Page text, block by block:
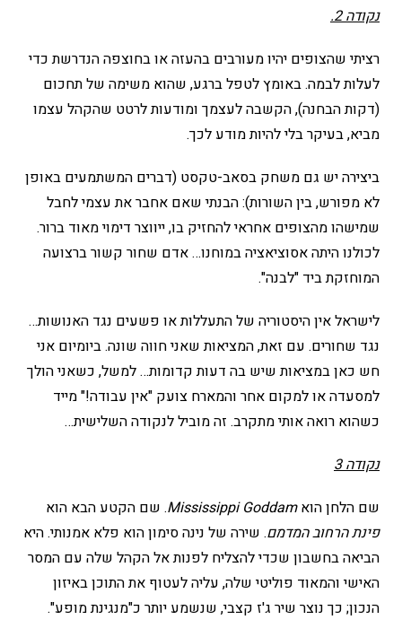
נקודה 2.
רציתי שהצופים יהיו מעורבים בהעזה או בחוצפה הנדרשת כדי
לעלות לבמה. באומץ לטפל ברגע, שהוא משימה של תחכום
(דקות הבחנה), הקשבה לעצמך ומודעות לרטט שהקהל עצמו
מביא, בעיקר בלי להיות מודע לכך.
ביצירה יש גם משחק בסאב-טקסט (דברים המשתמעים באופן
לא מפורש, בין השורות): הבנתי שאם אחבר את עצמי לחבל
שמישהו מהצופים אחראי להחזיק בו, ייווצר דימוי מאוד ברור.
לכולנו היתה אסוציאציה במוחנו… אדם שחור קשור ברצועה
המוחזקת ביד "לבנה".
לישראל אין היסטוריה של התעללות או פשעים נגד האנושות…
נגד שחורים. עם זאת, המציאות שאני חווה שונה. ביומיום אני
חש כאן במציאות שיש בה דעות קדומות… למשל, כשאני הולך
למסעדה או למקום אחר והמארח צועק "אין עבודה!" מייד
כשהוא רואה אותי מתקרב. זה מוביל לנקודה השלישית…
נקודה 3
שם הלחן הואMississippi Goddam. שם הקטע הבא הוא
פינת הרחוב המדמם. שירה של נינה סימון הוא פלא אמנותי. היא
הביאה בחשבון שכדי להצליח לפנות אל הקהל שלה עם המסר
האישי והמאוד פוליטי שלה, עליה לעטוף את התוכן באיזון
הנכון; כך נוצר שיר ג'ז קצבי, שנשמע יותר כ"מנגינת מופע".